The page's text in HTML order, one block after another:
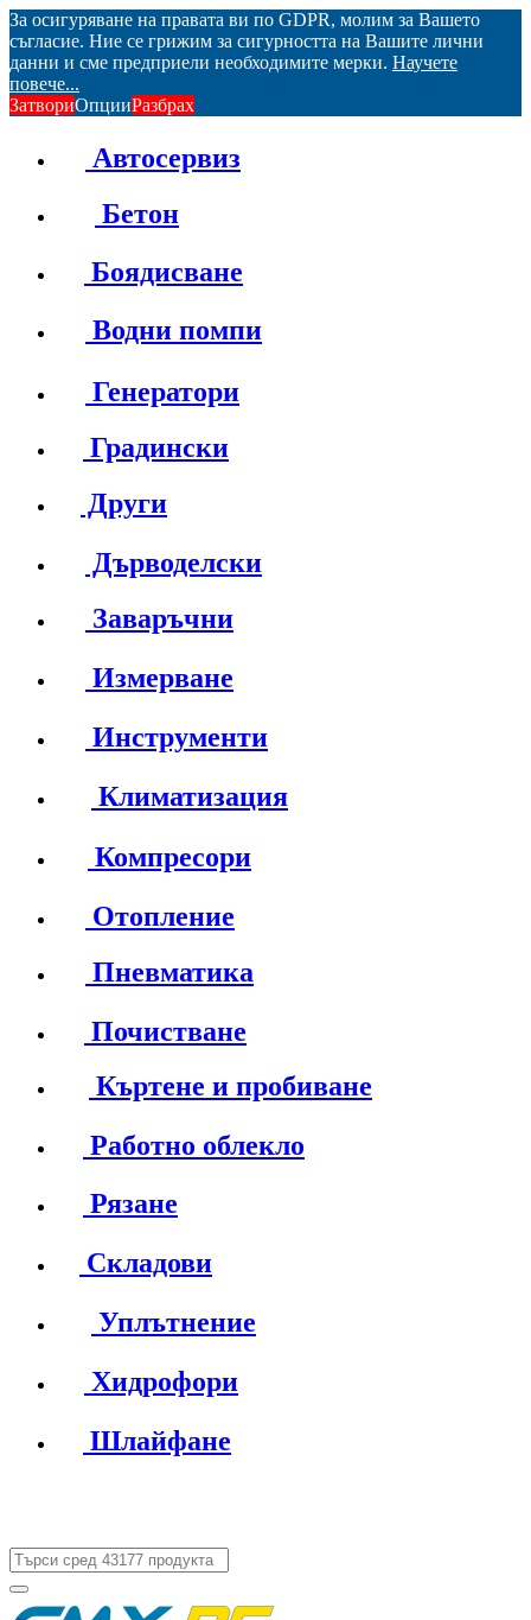
За осигуряване на правата ви по GDPR, молим за Вашето
съгласие. Ние се грижим за сигурността на Вашите лични
данни и сме предприели необходимите мерки. Научете
повече...
ЗатвориОпцииРазбрах
Автосервиз
Бетон
Боядисване
Водни помпи
Генератори
Градински
Други
Дърводелски
Заваръчни
Измерване
Инструменти
Климатизация
Компресори
Отопление
Пневматика
Почистване
Къртене и пробиване
Работно облекло
Рязане
Складови
Уплътнение
Хидрофори
Шлайфане